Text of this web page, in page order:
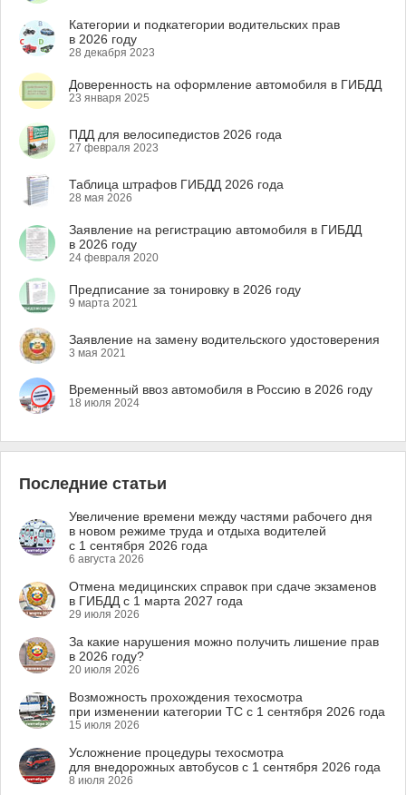
Категории и подкатегории водительских прав
в 2026 году
28 декабря 2023
Доверенность на оформление автомобиля в ГИБДД
23 января 2025
ПДД для велосипедистов 2026 года
27 февраля 2023
Таблица штрафов ГИБДД 2026 года
28 мая 2026
Заявление на регистрацию автомобиля в ГИБДД
в 2026 году
24 февраля 2020
Предписание за тонировку в 2026 году
9 марта 2021
Заявление на замену водительского удостоверения
3 мая 2021
Временный ввоз автомобиля в Россию в 2026 году
18 июля 2024
Последние статьи
Увеличение времени между частями рабочего дня
в новом режиме труда и отдыха водителей
с 1 сентября 2026 года
6 августа 2026
Отмена медицинских справок при сдаче экзаменов
в ГИБДД с 1 марта 2027 года
29 июля 2026
За какие нарушения можно получить лишение прав
в 2026 году?
20 июля 2026
Возможность прохождения техосмотра
при изменении категории ТС с 1 сентября 2026 года
15 июля 2026
Усложнение процедуры техосмотра
для внедорожных автобусов с 1 сентября 2026 года
8 июля 2026